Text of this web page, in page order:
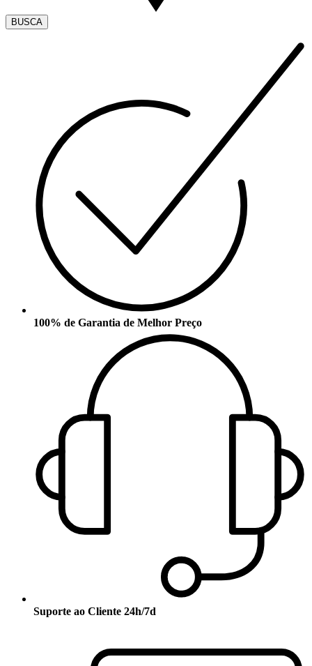
BUSCA
100% de Garantia de Melhor Preço
Suporte ao Cliente 24h/7d